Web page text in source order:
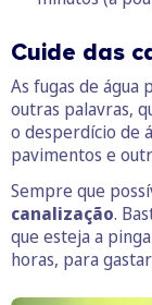
Cuide das
As fugas de
outras palavras,
o desperdício de
pavimentos e
Sempre que
canalização.
que esteja a
horas, para